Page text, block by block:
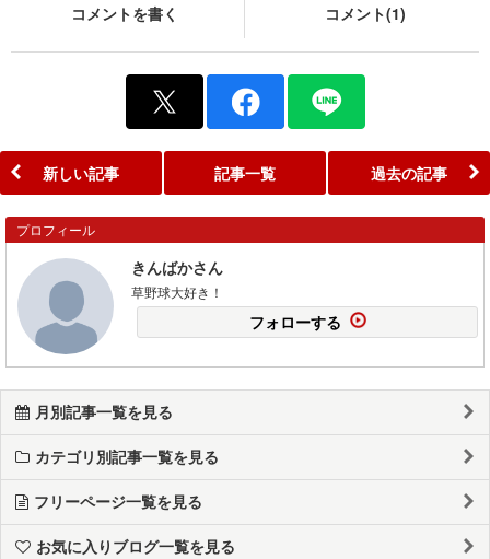
コメントを書く コメント(1)
新しい記事 記事一覧 過去の記事
プロフィール
きんばかさん
草野球大好き！
フォローする
月別記事一覧を見る
カテゴリ別記事一覧を見る
フリーページ一覧を見る
お気に入りブログ一覧を見る